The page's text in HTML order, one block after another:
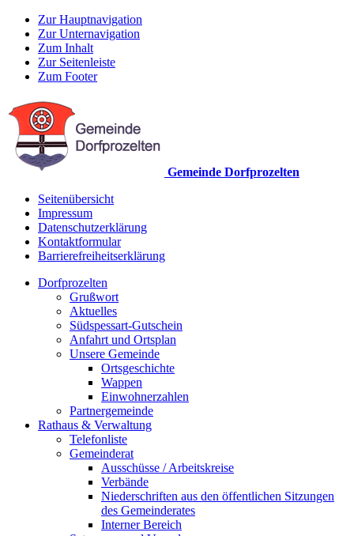
Zur Hauptnavigation
Zur Unternavigation
Zum Inhalt
Zur Seitenleiste
Zum Footer
Gemeinde Dorfprozelten
Seitenübersicht
Impressum
Datenschutzerklärung
Kontaktformular
Barrierefreiheitserklärung
Dorfprozelten
Grußwort
Aktuelles
Südspessart-Gutschein
Anfahrt und Ortsplan
Unsere Gemeinde
Ortsgeschichte
Wappen
Einwohnerzahlen
Partnergemeinde
Rathaus & Verwaltung
Telefonliste
Gemeinderat
Ausschüsse / Arbeitskreise
Verbände
Niederschriften aus den öffentlichen Sitzungen
des Gemeinderates
Interner Bereich